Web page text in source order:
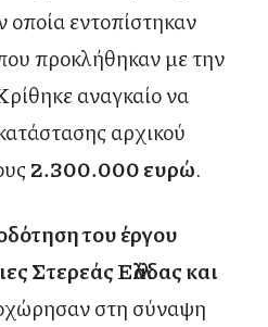
οποία εντοπίστηκαν
προκλήθηκαν με την
αναγκαίο να
αρχικού
2.300.000 ευρώ.
του έργου
Στερεάς Ελλάδας και
στη σύναψη